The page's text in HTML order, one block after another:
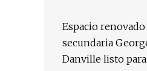
Espacio
secundaria
Danville listo